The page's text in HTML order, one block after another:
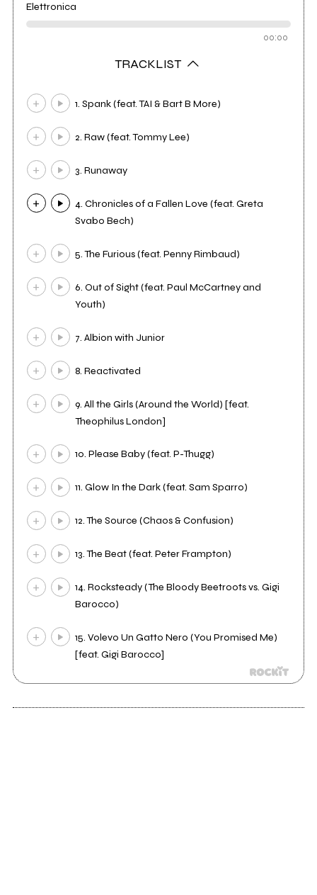
Elettronica
00:00
TRACKLIST
1. Spank (feat. TAI & Bart B More)
2. Raw (feat. Tommy Lee)
3. Runaway
4. Chronicles of a Fallen Love (feat. Greta
Svabo Bech)
5. The Furious (feat. Penny Rimbaud)
6. Out of Sight (feat. Paul McCartney and
Youth)
7. Albion with Junior
8. Reactivated
9. All the Girls (Around the World) [feat.
Theophilus London]
10. Please Baby (feat. P-Thugg)
11. Glow In the Dark (feat. Sam Sparro)
12. The Source (Chaos & Confusion)
13. The Beat (feat. Peter Frampton)
14. Rocksteady (The Bloody Beetroots vs. Gigi
Barocco)
15. Volevo Un Gatto Nero (You Promised Me)
[feat. Gigi Barocco]